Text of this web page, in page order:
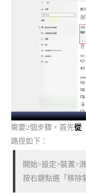
需要2個步驟，首先從
路徑如下：
開始>設定>裝置>
按右鍵點選「移除